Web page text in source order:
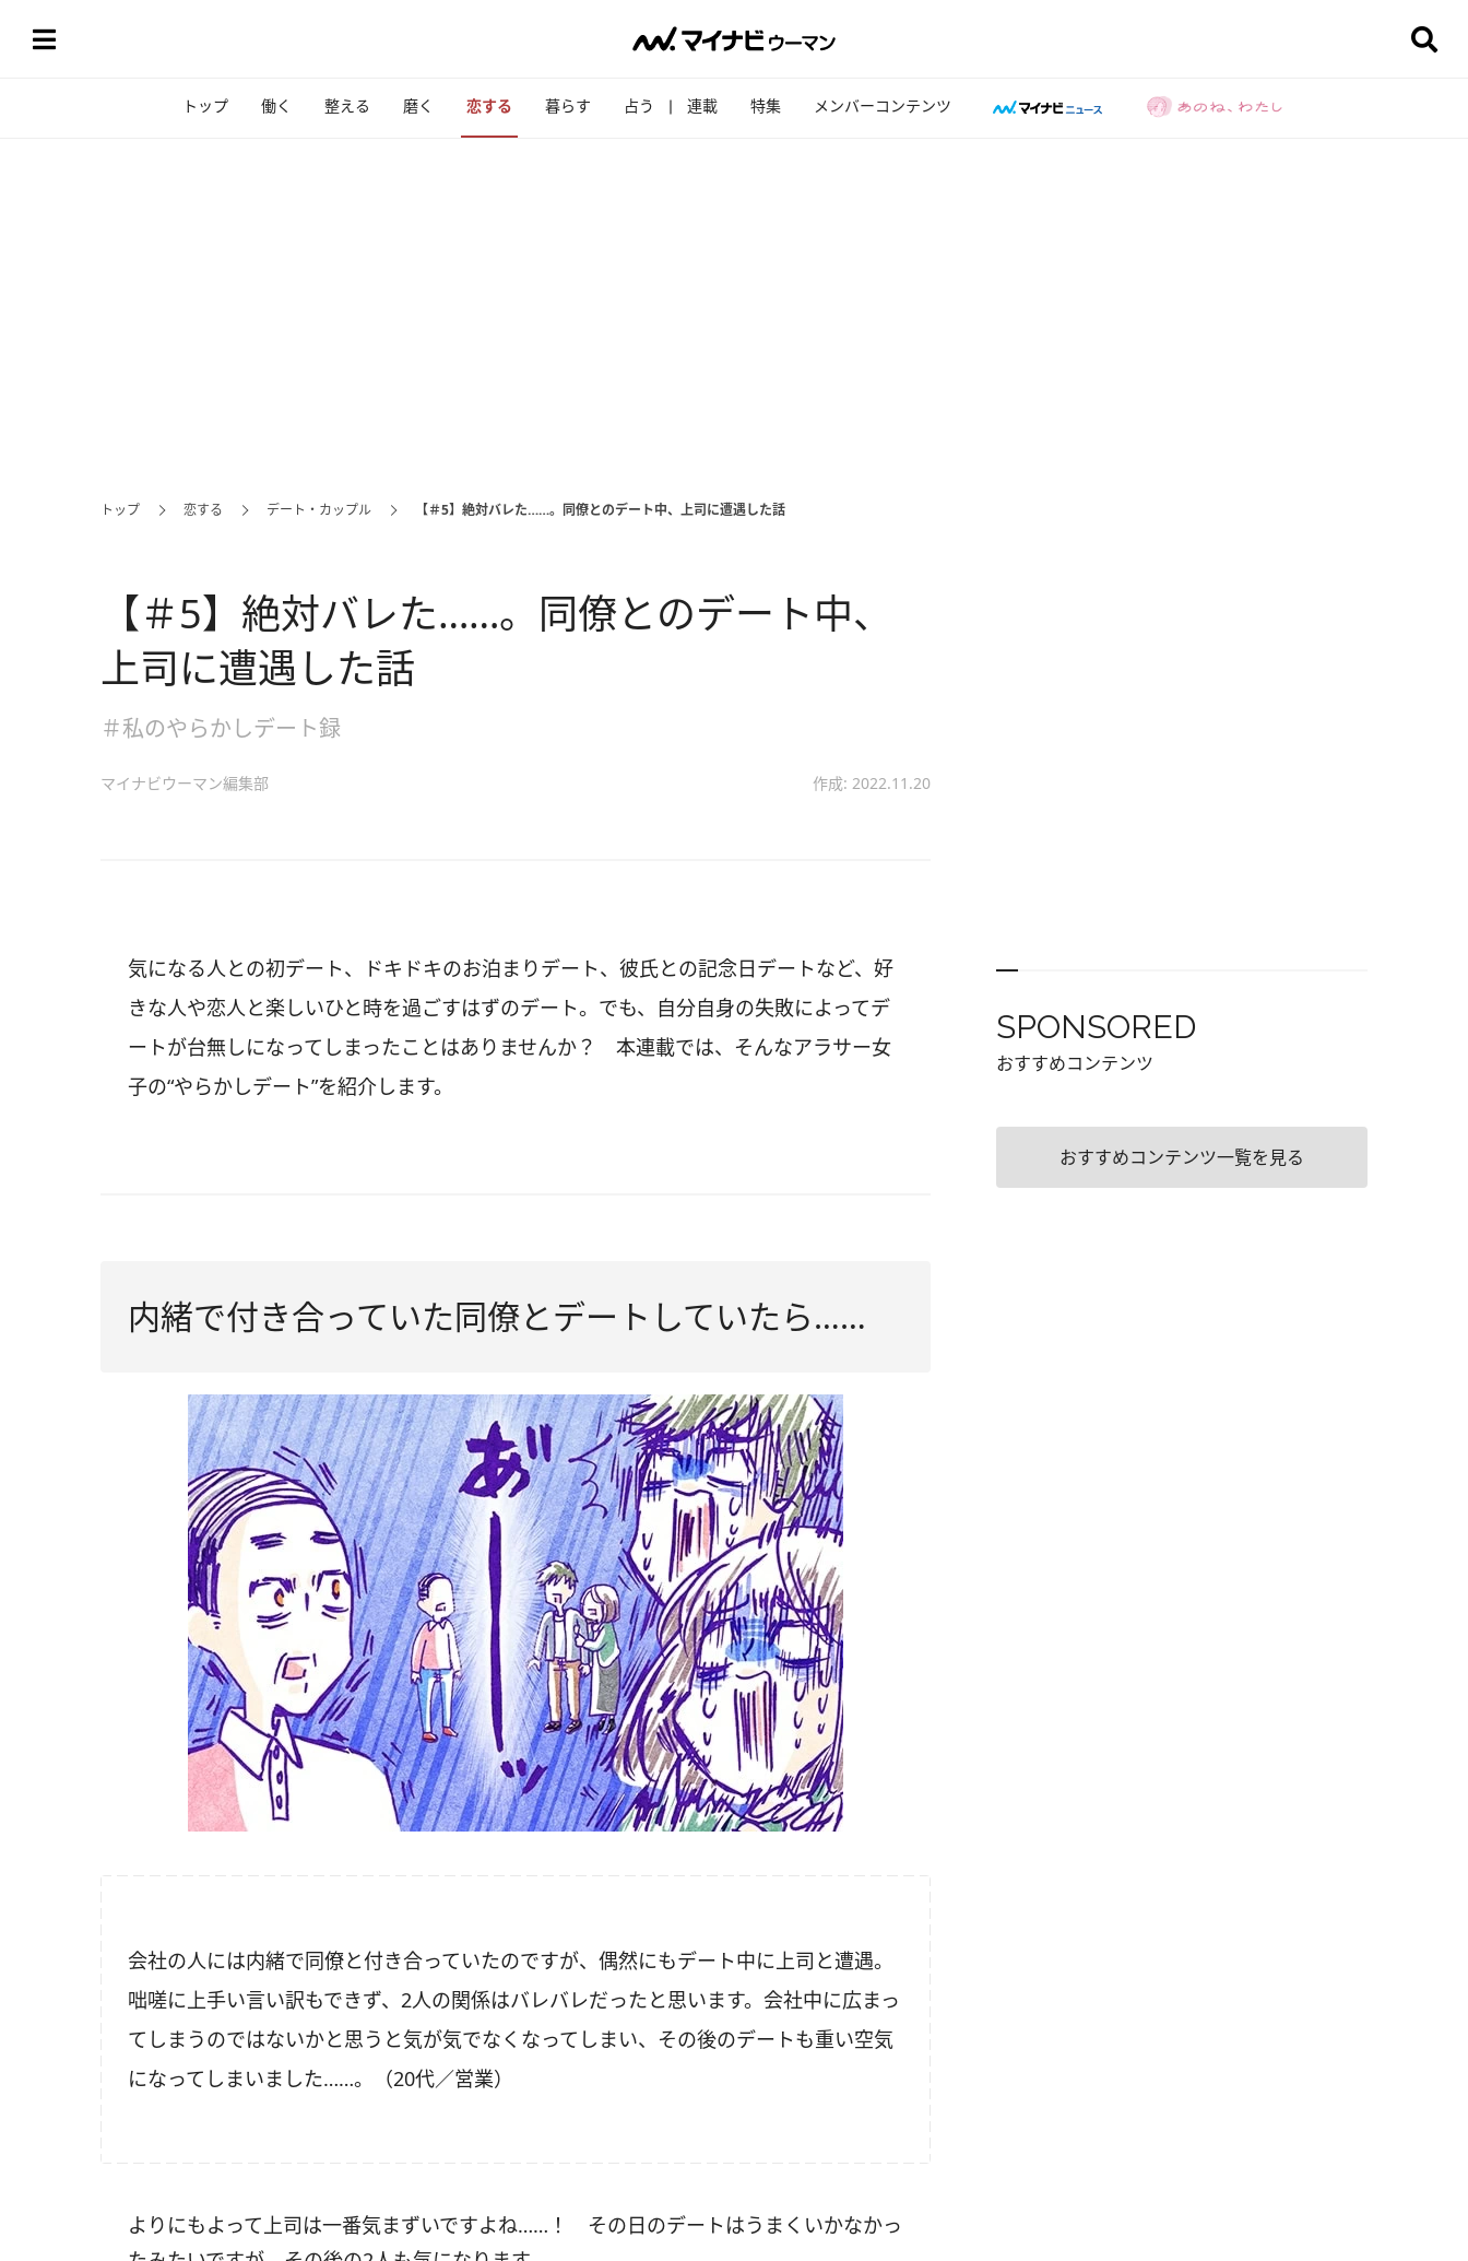
トップ 働く 整える 磨く 恋する 暮らす 占う 連載 特集 メンバーコンテンツ
トップ 恋する デート・カップル 【＃5】絶対バレた……。同僚とのデート中、上司に遭遇した話
【＃5】絶対バレた……。同僚とのデート中、
上司に遭遇した話
＃私のやらかしデート録
マイナビウーマン編集部 作成: 2022.11.20
気になる人との初デート、ドキドキのお泊まりデート、彼氏との記念日デートなど、好
きな人や恋人と楽しいひと時を過ごすはずのデート。でも、自分自身の失敗によってデ
ートが台無しになってしまったことはありませんか？ 本連載では、そんなアラサー女
子の“やらかしデート”を紹介します。
内緒で付き合っていた同僚とデートしていたら……
会社の人には内緒で同僚と付き合っていたのですが、偶然にもデート中に上司と遭遇。
咄嗟に上手い言い訳もできず、 2人の関係はバレバレだったと思います。会社中に広まっ
てしまうのではないかと思うと気が気でなくなってしまい、その後のデートも重い空気
になってしまいました……。（20代／営業）
よりにもよって上司は一番気まずいですよね……！ その日のデートはうまくいかなかっ
SPONSORED
おすすめコンテンツ
おすすめコンテンツ一覧を見る